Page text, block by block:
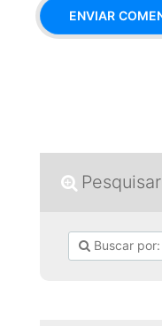
Pesquisar